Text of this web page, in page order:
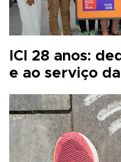
ICI 28 anos:
e ao serviço